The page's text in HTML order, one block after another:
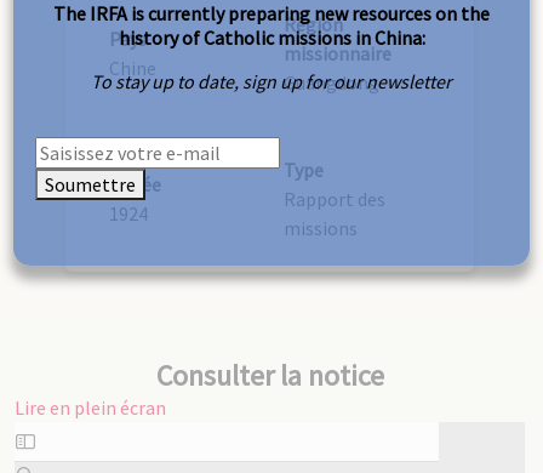
Pays
Chine
Région
missionnaire
Guangdong
Année
1924
Type
Rapport des
missions
Consulter la notice
Lire en plein écran
Aller
au
The IRFA is currently preparing new resources on the
history of Catholic missions in China:
To stay up to date, sign up for our newsletter
Soumettre